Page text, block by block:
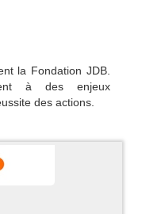
la Fondation JDB.
à des enjeux
des actions.